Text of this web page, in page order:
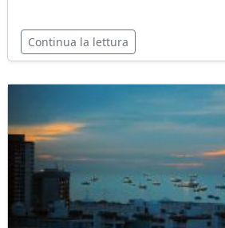
Continua la lettura